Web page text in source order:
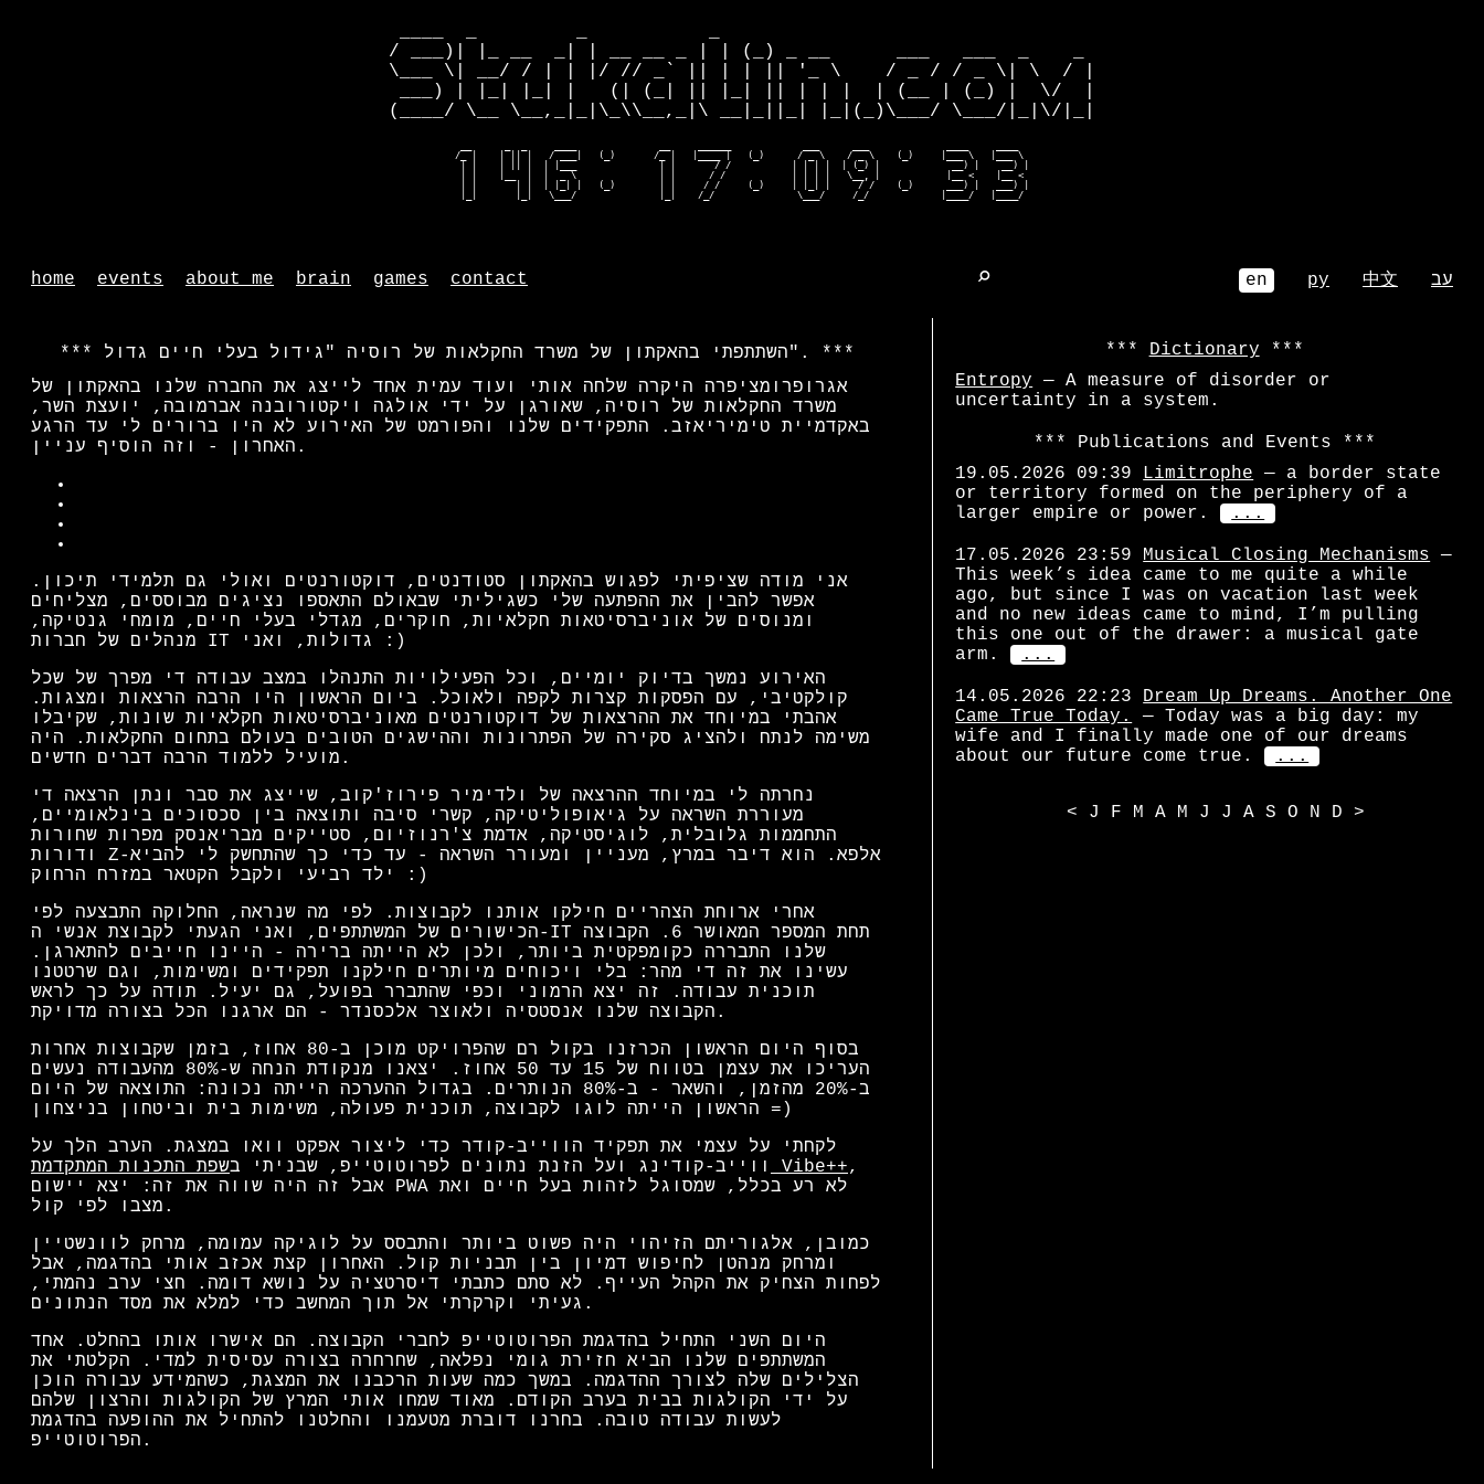
/ ___)| |_ __  _| | __ __ _ | | (_) _ __      ___   ___  _    _
\___ \| __/ / | | |/ // _` || | | || '_ \    / _ / / _ \| \  / |
___) | |_| |_| |   (| (_| || |_| || | | |  | (__ | (_) |  \/  |
(____/ \__ \__,_|_|\_\\__,_|\ __|_||_| |_|(_)\___/ \___/|_|\/|_|
  /_ |    | || |   / ___|   (_)       /_ |   |____ |   (_)      / _ \    / _ \    (_)     |___ \   oe__ \
   | |    | || |  | |___               | |       / /           | | | |  | (_) |             __) |    be) |
   | |    |__  |  |  _ \               | |      / /            | | | |   \__, |            |__ <    ree e
   | |       | |  | |_| |   (_)        | |     / /     (_)     | |_| |     / /    (_)      ___) |    embmr
   |_|       |_|   \___/               |_|    /_/               \___/     /_/             |____/   mb___r|
home events about me brain games contact ⌕ en ру 中文 עב
השתתפתי בהאקתון של משרד החקלאות של רוסיה "גידול בעלי חיים גדול".
אגרופרומציפרה היקרה שלחה אותי ועוד עמית אחד לייצג את החברה שלנו בהאקתון של
משרד החקלאות של רוסיה, שאורגן על ידי אולגה ויקטורובנה אברמובה, יועצת השר,
באקדמיית טימיריאזב. התפקידים שלנו והפורמט של האירוע לא היו ברורים לי עד הרגע
האחרון - וזה הוסיף עניין.
אני מודה שציפיתי לפגוש בהאקתון סטודנטים, דוקטורנטים ואולי גם תלמידי תיכון.
אפשר להבין את ההפתעה שלי כשגיליתי שבאולם התאספו נציגים מבוססים, מצליחים
ומנוסים של אוניברסיטאות חקלאיות, חוקרים, מגדלי בעלי חיים, מומחי גנטיקה,
מנהלים של חברות IT גדולות, ואני :)
האירוע נמשך בדיוק יומיים, וכל הפעילויות התנהלו במצב עבודה די מפרך של שכל
קולקטיבי, עם הפסקות קצרות לקפה ולאוכל. ביום הראשון היו הרבה הרצאות ומצגות.
אהבתי במיוחד את ההרצאות של דוקטורנטים מאוניברסיטאות חקלאיות שונות, שקיבלו
משימה לנתח ולהציג סקירה של הפתרונות וההישגים הטובים בעולם בתחום החקלאות. היה
מועיל ללמוד הרבה דברים חדשים.
נחרתה לי במיוחד ההרצאה של ולדימיר פירוז'קוב, שייצג את סבר ונתן הרצאה די
מעוררת השראה על גיאופוליטיקה, קשרי סיבה ותוצאה בין סכסוכים בינלאומיים,
התחממות גלובלית, לוגיסטיקה, אדמת צ'רנוזיום, סטייקים מבריאנסק מפרות שחורות
ודורות Z-אלפא. הוא דיבר במרץ, מעניין ומעורר השראה - עד כדי כך שהתחשק לי להביא
ילד רביעי ולקבל הקטאר במזרח הרחוק :)
אחרי ארוחת הצהריים חילקו אותנו לקבוצות. לפי מה שנראה, החלוקה התבצעה לפי
הכישורים של המשתתפים, ואני הגעתי לקבוצת אנשי ה-IT תחת המספר המאושר 6. הקבוצה
שלנו התבררה כקומפקטית ביותר, ולכן לא הייתה ברירה - היינו חייבים להתארגן.
עשינו את זה די מהר: בלי ויכוחים מיותרים חילקנו תפקידים ומשימות, וגם שרטטנו
תוכנית עבודה. זה יצא הרמוני וכפי שהתברר בפועל, גם יעיל. תודה על כך לראש
הקבוצה שלנו אנסטסיה ולאוצר אלכסנדר - הם ארגנו הכל בצורה מדויקת.
בסוף היום הראשון הכרזנו בקול רם שהפרויקט מוכן ב-80 אחוז, בזמן שקבוצות אחרות
העריכו את עצמן בטווח של 15 עד 50 אחוז. יצאנו מנקודת הנחה ש-80% מהעבודה נעשים
ב-20% מהזמן, והשאר - ב-80% הנותרים. בגדול ההערכה הייתה נכונה: התוצאה של היום
הראשון הייתה לוגו לקבוצה, תוכנית פעולה, משימות בית וביטחון בניצחון =)
לקחתי על עצמי את תפקיד הווייב-קודר כדי ליצור אפקט וואו במצגת. הערב הלך על
ווייב-קודינג ועל הזנת נתונים לפרוטוטייפ, שבניתי ב
שפת התכנות המתקדמת Vibe++,
אבל זה היה שווה את זה: יצא יישום PWA לא רע בכלל, שמסוגל לזהות בעל חיים ואת
מצבו לפי קול.
כמובן, אלגוריתם הזיהוי היה פשוט ביותר והתבסס על לוגיקה עמומה, מרחק לוונשטיין
ומרחק מנהטן לחיפוש דמיון בין תבניות קול. האחרון קצת אכזב אותי בהדגמה, אבל
לפחות הצחיק את הקהל העייף. לא סתם כתבתי דיסרטציה על נושא דומה. חצי ערב נהמתי,
געיתי וקרקרתי אל תוך המחשב כדי למלא את מסד הנתונים.
היום השני התחיל בהדגמת הפרוטוטייפ לחברי הקבוצה. הם אישרו אותו בהחלט. אחד
המשתתפים שלנו הביא חזירת גומי נפלאה, שחרחרה בצורה עסיסית למדי. הקלטתי את
הצלילים שלה לצורך ההדגמה. במשך כמה שעות הרכבנו את המצגת, כשהמידע עבורה הוכן
על ידי הקולגות בבית בערב הקודם. מאוד שמחו אותי המרץ של הקולגות והרצון שלהם
לעשות עבודה טובה. בחרנו דוברת מטעמנו והחלטנו להתחיל את ההופעה בהדגמת
הפרוטוטייפ.
Dictionary
Entropy — A measure of disorder or
uncertainty in a system.
Publications and Events
19.05.2026 09:39
Limitrophe — a border state
or territory formed on the periphery of a
larger empire or power.
...
17.05.2026 23:59 Musical Closing Mechanisms —
This week’s idea came to me quite a while
ago, but since I was on vacation last week
and no new ideas came to mind, I’m pulling
this one out of the drawer: a musical gate
arm.
...
14.05.2026 22:23
Dream Up Dreams. Another One
Came True Today.
— Today was a big day: my
wife and I finally made one of our dreams
about our future come true.
...
< J F M A M J J A S O N D >